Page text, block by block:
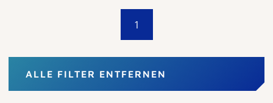
1
ALLE FILTER ENTFERNEN